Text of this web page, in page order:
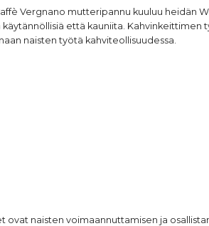
Vergnano mutteripannu kuuluu heidän
että kauniita. Kahvinkeittimen
naisten työtä kahviteollisuudessa.
ovat naisten voimaannuttamisen ja